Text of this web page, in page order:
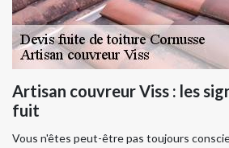
Artisan couvreur Viss : les
fuit
Vous n'êtes peut-être pas toujours